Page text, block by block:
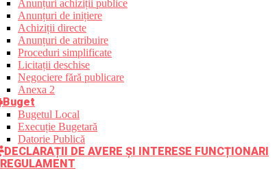
Anunțuri achiziții publice
Anunțuri de inițiere
Achiziții directe
Anunțuri de atribuire
Proceduri simplificate
Licitații deschise
Negociere fără publicare
Anexa 2
Buget
Bugetul Local
Execuție Bugetară
Datorie Publică
DECLARAȚII DE AVERE ȘI INTERESE FUNCȚIONARI
REGULAMENT